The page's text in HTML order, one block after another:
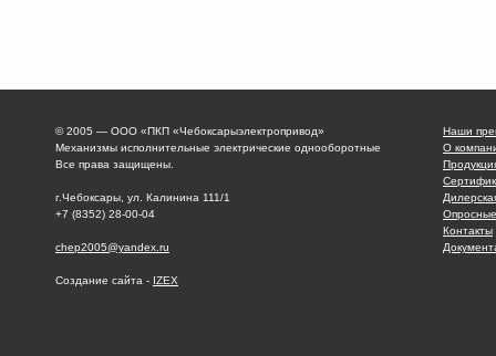
© 2005 — ООО «ПКП «Чебоксарыэлектропривод»
Механизмы исполнительные электрические однооборотные
Все права защищены.
г.Чебоксары, ул. Калинина 111/1
+7 (8352) 28-00-04
chep2005@yandex.ru
Создание сайта - IZEX
Наши
О
Контакты